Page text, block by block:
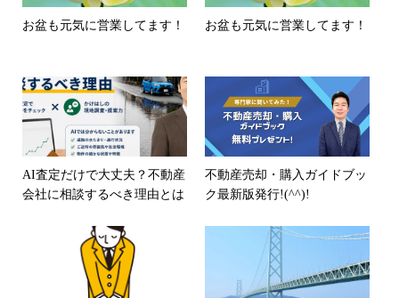
お盆も元気に営業してます！ お盆も元気に営業してます！
AI査定だけで大丈夫？不動産
会社に相談するべき理由とは
不動産売却・購入ガイドブッ
ク最新版発行!(^^)!